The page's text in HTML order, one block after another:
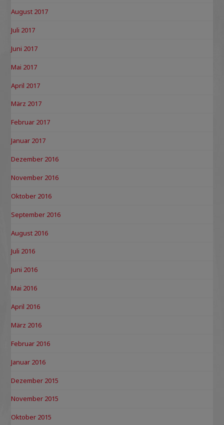
August 2017
Juli 2017
Juni 2017
Mai 2017
April 2017
März 2017
Februar 2017
Januar 2017
Dezember 2016
November 2016
Oktober 2016
September 2016
August 2016
Juli 2016
Juni 2016
Mai 2016
April 2016
März 2016
Februar 2016
Januar 2016
Dezember 2015
November 2015
Oktober 2015